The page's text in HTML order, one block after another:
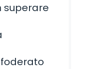
superare